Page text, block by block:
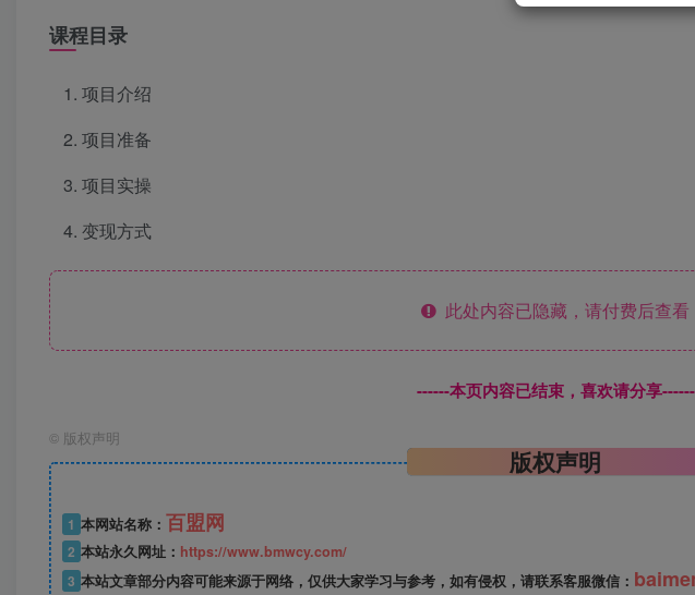
课程目录
项目介绍
项目准备
项目实操
变现方式
此处内容已隐藏，请付费后查看
------本页内容已结束，喜欢请分享------
© 版权声明
版权声明
1 本网站名称： 百盟网
2 本站永久网址： https://www.bmwcy.com/
3 本站文章部分内容可能来源于网络，仅供大家学习与参考，如有侵权，请联系客服微信：